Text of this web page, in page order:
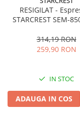
RESIGILAT -
STARCREST SEM-
detasabil 1.5L,
spumare, filtru
314,19 RON
259,90 RON
IN STOC
ADAUGA IN COS